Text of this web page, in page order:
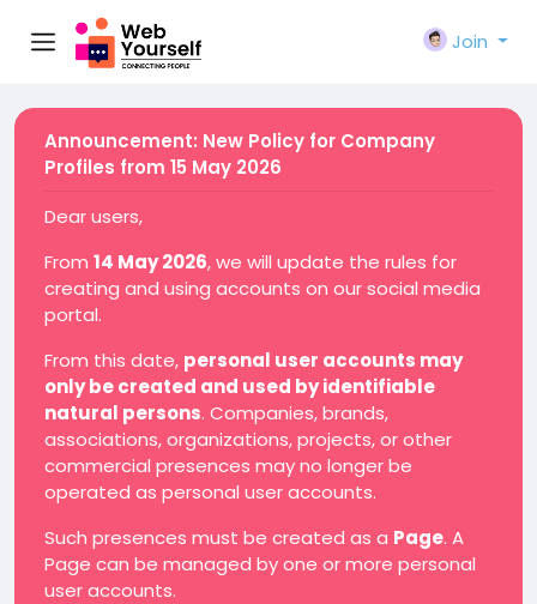
Join
Announcement: New Policy for Company
Profiles from 15 May 2026
Dear users,
From 14 May 2026, we will update the rules for
creating and using accounts on our social media
portal.
From this date, personal user accounts may
only be created and used by identifiable
natural persons. Companies, brands,
associations, organizations, projects, or other
commercial presences may no longer be
operated as personal user accounts.
Such presences must be created as a Page. A
Page can be managed by one or more personal
user accounts.